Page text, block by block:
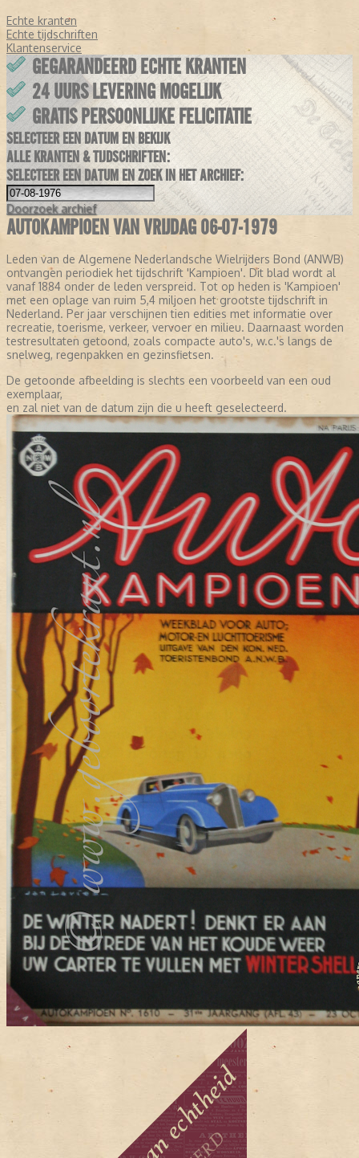
Echte kranten
Echte tijdschriften
Klantenservice
GEGARANDEERD ECHTE KRANTEN
24 UURS LEVERING MOGELIJK
GRATIS PERSOONLIJKE FELICITATIE
SELECTEER EEN DATUM EN BEKIJK
ALLE KRANTEN & TIJDSCHRIFTEN:
SELECTEER EEN DATUM EN ZOEK IN HET ARCHIEF:
Doorzoek archief
AUTOKAMPIOEN VAN VRIJDAG 06-07-1979
Leden van de Algemene Nederlandsche Wielrijders Bond (ANWB)
ontvangen periodiek het tijdschrift 'Kampioen'. Dit blad wordt al
vanaf 1884 onder de leden verspreid. Tot op heden is 'Kampioen'
met een oplage van ruim 5,4 miljoen het grootste tijdschrift in
Nederland. Per jaar verschijnen tien edities met informatie over
recreatie, toerisme, verkeer, vervoer en milieu. Daarnaast worden
testresultaten getoond, zoals compacte auto's, w.c.'s langs de
snelweg, regenpakken en gezinsfietsen.
De getoonde afbeelding is slechts een voorbeeld van een oud
exemplaar,
en zal niet van de datum zijn die u heeft geselecteerd.